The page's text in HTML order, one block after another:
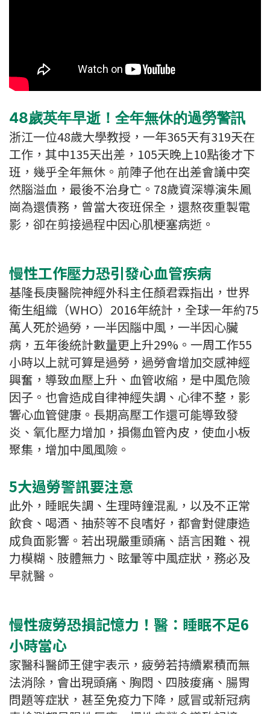
48歲英年早逝！全年無休的過勞警訊
浙江一位48歲大學教授，一年365天有319天在
工作，其中135天出差，105天晚上10點後才下
班，幾乎全年無休。前陣子他在出差會議中突
然腦溢血，最後不治身亡。78歲資深導演朱鳳
崗為還債務，曾當大夜班保全，還熬夜重製電
影，卻在剪接過程中因心肌梗塞病逝。
慢性工作壓力恐引發心血管疾病
基隆長庚醫院神經外科主任顏君霖指出，世界
衛生組織（WHO）2016年統計，全球一年約75
萬人死於過勞，一半因腦中風，一半因心臟
病，五年後統計數量更上升29%。一周工作55
小時以上就可算是過勞，過勞會增加交感神經
興奮，導致血壓上升、血管收縮，是中風危險
因子。也會造成自律神經失調、心律不整，影
響心血管健康。長期高壓工作還可能導致發
炎、氧化壓力增加，損傷血管內皮，使血小板
聚集，增加中風風險。
5大過勞警訊要注意
此外，睡眠失調、生理時鐘混亂，以及不正常
飲食、喝酒、抽菸等不良嗜好，都會對健康造
成負面影響。若出現嚴重頭痛、語言困難、視
力模糊、肢體無力、眩暈等中風症狀，務必及
早就醫。
慢性疲勞恐損記憶力！醫：睡眠不足6
小時當心
家醫科醫師王健宇表示，疲勞若持續累積而無
法消除，會出現頭痛、胸悶、四肢痠痛、腸胃
問題等症狀，甚至免疫力下降，感冒或新冠病